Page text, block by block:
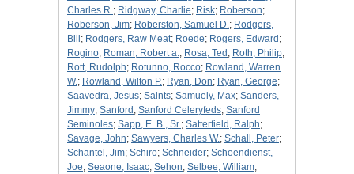
Charles R.; Ridgway, Charlie; Risk; Roberson;
Roberson, Jim; Roberston, Samuel D.; Rodgers,
Bill ; Rodgers, Raw Meat; Roede; Rogers, Edward ;
Rogino; Roman, Robert a.; Rosa, Ted ; Roth, Philip;
Rott, Rudolph; Rotunno, Rocco; Rowland, Warren
W.; Rowland, Wilton P.; Ryan, Don; Ryan, George;
Saavedra, Jesus; Saints; Samuely, Max; Sanders,
Jimmy; Sanford ; Sanford Celeryfeds; Sanford
Seminoles; Sapp, E. B., Sr.; Satterfield, Ralph;
Savage, John; Sawyers, Charles W.; Schall, Peter;
Schantel, Jim; Schiro; Schneider; Schoendienst,
Joe; Seaone, Isaac; Sehon; Selbee, William;